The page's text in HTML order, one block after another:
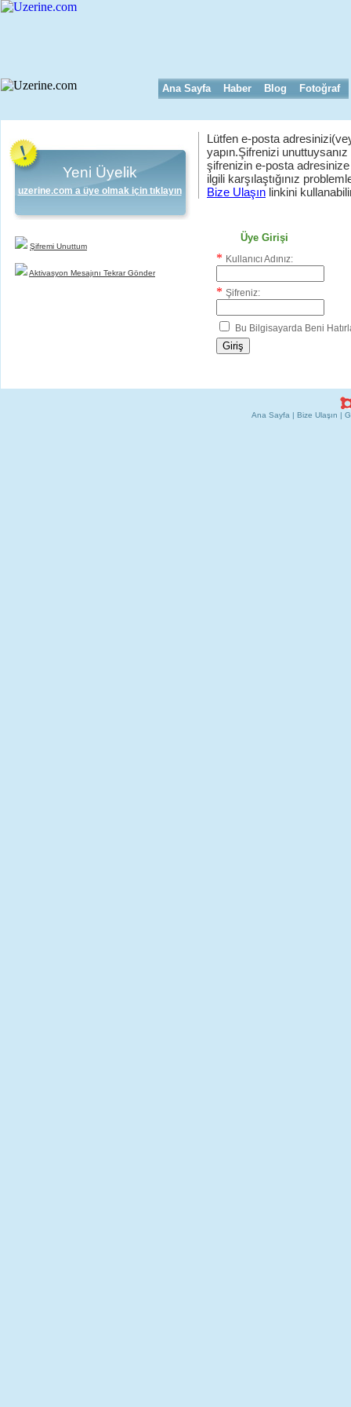
Ana Sayfa Haber Blog Fotoğraf
Yeni Üyelik
uzerine.com a üye olmak için tıklayın
Şifremi Unuttum
Aktivasyon Mesajını Tekrar Gönder
Lütfen e-posta
yapın.Şifrenizi
şifrenizin e-posta
ilgili karşılaştığınız
Bize Ulaşın linkini
Üye Girişi
* Kullanıcı Adınız:
* Şifreniz:
Bu Bilgisayarda Beni
Ana Sayfa | Bize Ulaşın |